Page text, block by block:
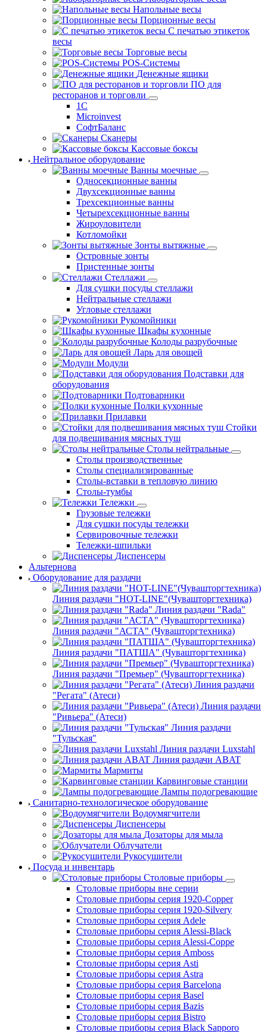
Напольные весы
Порционные весы
С печатью этикеток
весы
Торговые весы
POS-Системы
Денежные ящики
ПО для
ресторанов и торговли
1С
Microinvest
СофтБаланс
Сканеры
Кассовые боксы
Нейтральное оборудование
Ванны моечные
Односекционные ванны
Двухсекционные ванны
Трехсекционные ванны
Четырехсекционные ванны
Жироуловители
Котломойки
Зонты вытяжные
Островные зонты
Пристенные зонты
Стеллажи
Для сушки посуды стеллажи
Нейтральные стеллажи
Угловые стеллажи
Рукомойники
Шкафы кухонные
Колоды разрубочные
Ларь для овощей
Модули
Подставки для
оборудования
Подтоварники
Полки кухонные
Прилавки
Стойки
для подвешивания мясных туш
Столы нейтральные
Столы производственные
Столы специализированные
Столы-вставки в тепловую линию
Столы-тумбы
Тележки
Грузовые тележки
Для сушки посуды тележки
Сервировочные тележки
Тележки-шпильки
Диспенсеры
Альтернова
Оборудование для раздачи
Линия раздачи "HOT-LINE"(Чувашторгтехника)
Линия раздачи "Rada"
Линия раздачи "АСТА" (Чувашторгтехника)
Линия раздачи "ПАТША" (Чувашторгтехника)
Линия раздачи "Премьер" (Чувашторгтехника)
Линия раздачи
"Регата" (Атеси)
Линия раздачи
"Ривьера" (Атеси)
Линия раздачи
"Тульская"
Линия раздачи Luxstahl
Линия раздачи ABAT
Мармиты
Карвинговые станции
Лампы подогревающие
Санитарно-технологическое оборудование
Водоумягчители
Диспенсеры
Дозаторы для мыла
Облучатели
Рукосушители
Посуда и инвентарь
Столовые приборы
Столовые приборы вне серии
Столовые приборы серия 1920-Copper
Столовые приборы серия 1920-Silvery
Столовые приборы серия Adele
Столовые приборы серия Alessi-Black
Столовые приборы серия Alessi-Coppe
Столовые приборы серия Amboss
Столовые приборы серия Asti
Столовые приборы серия Astra
Столовые приборы серия Barcelona
Столовые приборы серия Basel
Столовые приборы серия Bazis
Столовые приборы серия Bistro
Столовые приборы серия Black Sapporo